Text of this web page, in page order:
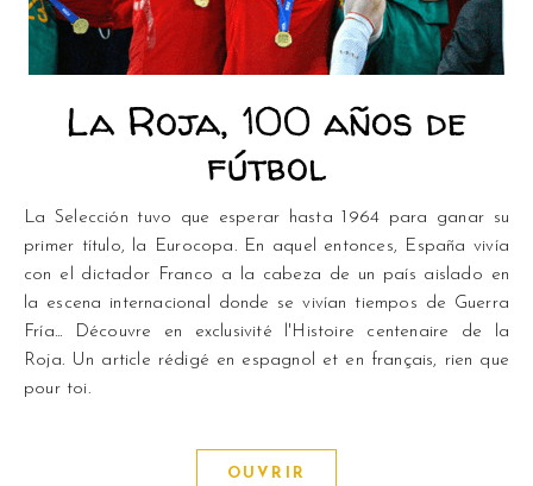
La Roja, 100 años de
fútbol
La Selección tuvo que esperar hasta 1964 para ganar su
primer título, la Eurocopa. En aquel entonces, España vivía
con el dictador Franco a la cabeza de un país aislado en
la escena internacional donde se vivían tiempos de Guerra
Fría... Découvre en exclusivité l'Histoire centenaire de la
Roja. Un article rédigé en espagnol et en français, rien que
pour toi.
OUVRIR